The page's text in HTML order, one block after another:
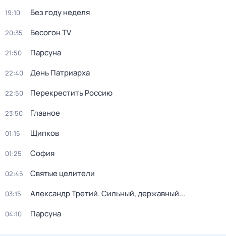
19:10 Без году неделя
20:35 Бесогон TV
21:50 Парсуна
22:40 День Патриарха
22:50 Перекреcтить Росcию
23:50 Главное
01:15 Щипков
01:25 София
02:45 Святые целители
03:15 Александр Третий. Сильный, державный...
04:10 Парсуна